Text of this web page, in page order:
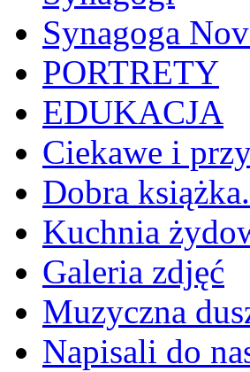
Synagoga
PORTRETY
EDUKACJA
Ciekawe i
Dobra książka.
Kuchnia
Galeria zdjęć
Muzyczna
Napisali do